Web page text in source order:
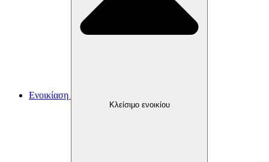
Ενοικίαση
Κλείσιμο ενοικίου